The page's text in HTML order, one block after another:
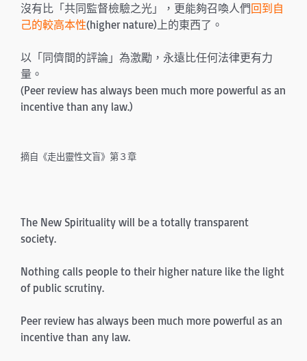
沒有比「共同監督檢驗之光」，更能夠召喚人們回到自
己的較高本性(higher nature)上的東西了。
以「同儕間的評論」為激勵，永遠比任何法律更有力
量。
(Peer review has always been much more powerful as an
incentive than any law.)
摘自《走出靈性文盲》第３章
The New Spirituality will be a totally transparent
society.
Nothing calls people to their higher nature like the light
of public scrutiny.
Peer review has always been much more powerful as an
incentive than any law.